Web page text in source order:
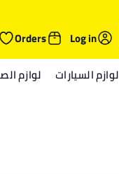
Log in
Orders
لوازم السيارات لوازم